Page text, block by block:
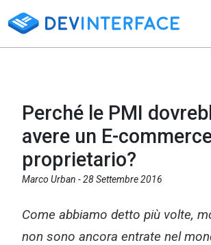
Perché le PMI
avere un E-
proprietario?
Marco Urban -28 Settembre 2016
Come abbiamo detto più volte,
non sono ancora entrate nel